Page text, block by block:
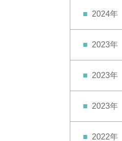
2024年
2023年
2023年
2023年
2022年